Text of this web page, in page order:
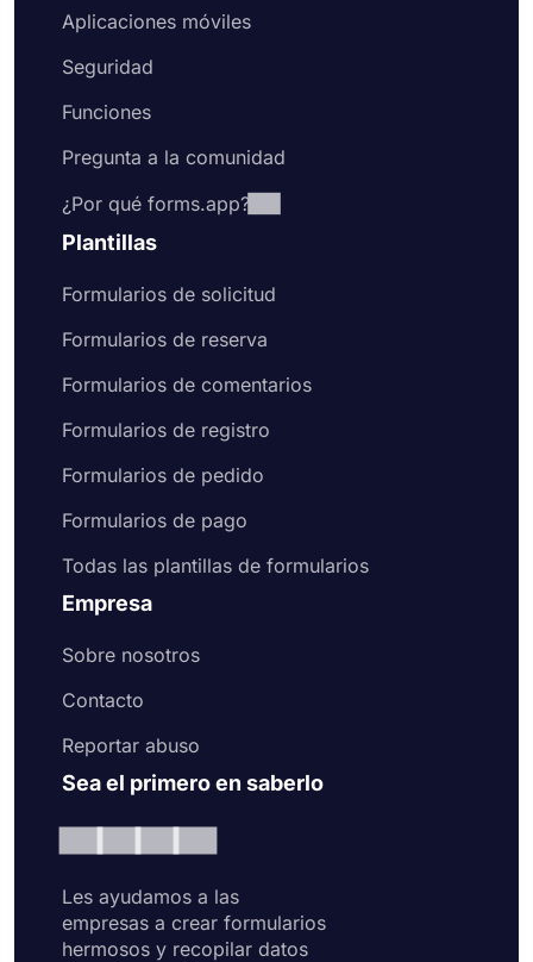
Aplicaciones móviles
Seguridad
Funciones
Pregunta a la comunidad
¿Por qué forms.app?
Plantillas
Formularios de solicitud
Formularios de reserva
Formularios de comentarios
Formularios de registro
Formularios de pedido
Formularios de pago
Todas las plantillas de formularios
Empresa
Sobre nosotros
Contacto
Reportar abuso
Sea el primero en saberlo
Les ayudamos a las
empresas a crear formularios
hermosos y recopilar datos